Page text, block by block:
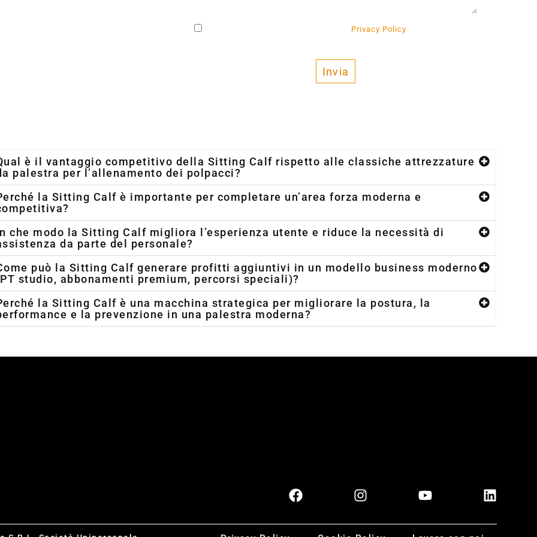
Privacy Policy
Invia
è il vantaggio competitivo della Sitting Calf rispetto alle classiche attrezzature
palestra per l’allenamento dei polpacci?
la Sitting Calf è importante per completare un’area forza moderna e
che modo la Sitting Calf migliora l’esperienza utente e riduce la necessità di
da parte del personale?
può la Sitting Calf generare profitti aggiuntivi in un modello business moderno
studio, abbonamenti premium, percorsi speciali)?
la Sitting Calf è una macchina strategica per migliorare la postura, la
e la prevenzione in una palestra moderna?